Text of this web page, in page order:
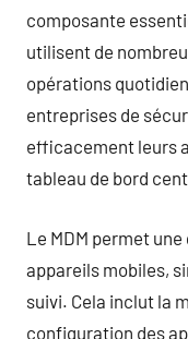
composante
utilisent de
opérations
entreprises de
efficacement leurs
tableau de bord
Le MDM permet
appareils mobiles,
suivi. Cela inclut la
configuration des